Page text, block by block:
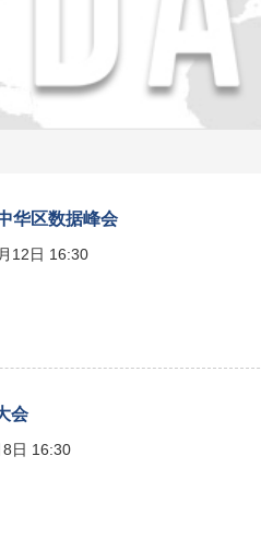
华区数据峰会
12日 16:30
会
日 16:30